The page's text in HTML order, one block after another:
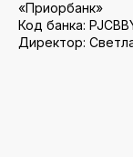
«Приорбанк»
Код банка:
Директор: